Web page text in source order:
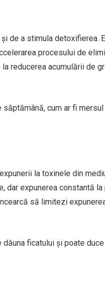
de a stimula detoxifierea.
procesului de
reducerea acumulării de
cum ar fi
la toxinele din
expunerea constantă
să limitezi
ficatului și poate